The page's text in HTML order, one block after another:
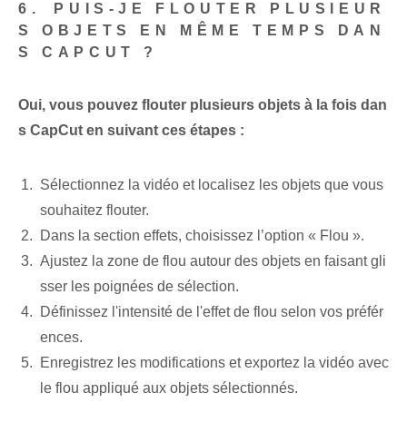
6.⁣ PUIS-JE FLOUTER PLUSIEUR
S OBJETS EN MÊME TEMPS DAN
S CAPCUT ?
Oui, vous pouvez flouter plusieurs objets à la fois dan
s CapCut en suivant ces étapes :
Sélectionnez la vidéo‌ et localisez les objets que vous
souhaitez flouter.
Dans la section effets, choisissez l’option « Flou ».
Ajustez la zone de flou autour des objets en faisant gli
sser les poignées de sélection.
Définissez l'intensité de l'effet de flou selon vos préfér
ences.
Enregistrez les modifications et exportez la vidéo avec
le flou appliqué aux objets sélectionnés.